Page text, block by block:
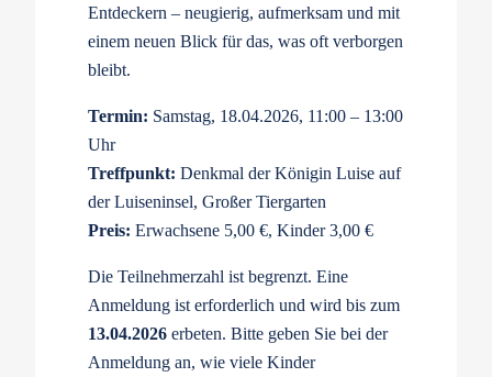
Entdeckern – neugierig, aufmerksam und mit
einem neuen Blick für das, was oft verborgen
bleibt.
Termin: Samstag, 18.04.2026, 11:00 – 13:00
Uhr
Treffpunkt: Denkmal der Königin Luise auf
der Luiseninsel, Großer Tiergarten
Preis: Erwachsene 5,00 €, Kinder 3,00 €
Die Teilnehmerzahl ist begrenzt. Eine
Anmeldung ist erforderlich und wird bis zum
13.04.2026 erbeten. Bitte geben Sie bei der
Anmeldung an, wie viele Kinder